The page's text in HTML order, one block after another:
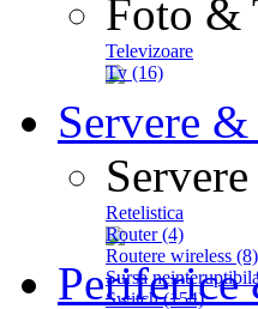
Foto &
Televizoare
Tv (16)
Servere
Retelistica
Router (4)
Routere wireless (8)
Sursa
Switch (154)
Periferice